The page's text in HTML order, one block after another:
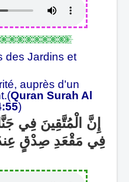
des Jardins et
auprès d'un
Quran Surah Al
)
إِنَّ الْمُتَّقِينَ فِي
فِي مَقْعَدِ صِدْقٍ